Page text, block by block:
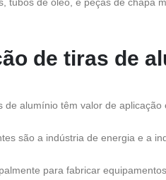
de tiras de
alumínio têm valor de aplicação
são a indústria de energia e a
para fabricar